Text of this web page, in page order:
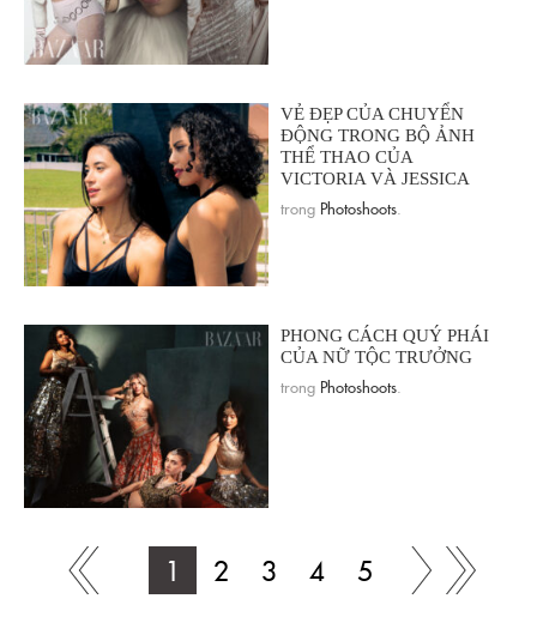
VẺ ĐẸP CỦA CHUYỂN
ĐỘNG TRONG BỘ ẢNH
THỂ THAO CỦA
VICTORIA VÀ JESSICA
trong Photoshoots
PHONG CÁCH QUÝ PHÁI
CỦA NỮ TỘC TRƯỞNG
trong Photoshoots
1 2 3 4 5